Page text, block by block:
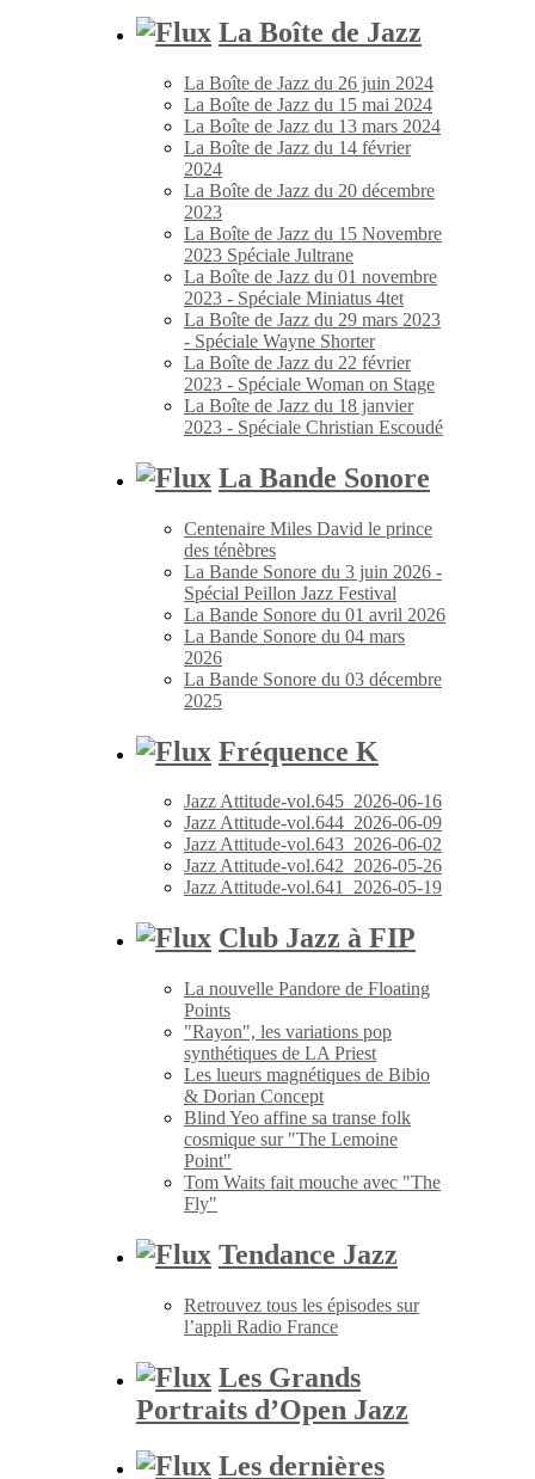
La Boîte de Jazz
La Boîte de Jazz du 26 juin 2024
La Boîte de Jazz du 15 mai 2024
La Boîte de Jazz du 13 mars 2024
La Boîte de Jazz du 14 février
2024
La Boîte de Jazz du 20 décembre
2023
La Boîte de Jazz du 15 Novembre
2023 Spéciale Jultrane
La Boîte de Jazz du 01 novembre
2023 - Spéciale Miniatus 4tet
La Boîte de Jazz du 29 mars 2023
- Spéciale Wayne Shorter
La Boîte de Jazz du 22 février
2023 - Spéciale Woman on Stage
La Boîte de Jazz du 18 janvier
2023 - Spéciale Christian Escoudé
La Bande Sonore
Centenaire Miles David le prince
des ténèbres
La Bande Sonore du 3 juin 2026 -
Spécial Peillon Jazz Festival
La Bande Sonore du 01 avril 2026
La Bande Sonore du 04 mars
2026
La Bande Sonore du 03 décembre
2025
Fréquence K
Jazz Attitude-vol.645_2026-06-16
Jazz Attitude-vol.644_2026-06-09
Jazz Attitude-vol.643_2026-06-02
Jazz Attitude-vol.642_2026-05-26
Jazz Attitude-vol.641_2026-05-19
Club Jazz à FIP
La nouvelle Pandore de Floating
Points
"Rayon", les variations pop
synthétiques de LA Priest
Les lueurs magnétiques de Bibio
& Dorian Concept
Blind Yeo affine sa transe folk
cosmique sur "The Lemoine
Point"
Tom Waits fait mouche avec "The
Fly"
Tendance Jazz
Retrouvez tous les épisodes sur
l’appli Radio France
Les Grands
Portraits d’Open Jazz
Les dernières